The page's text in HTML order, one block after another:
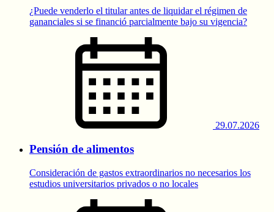
¿Puede venderlo el titular antes de liquidar el régimen de
gananciales si se financió parcialmente bajo su vigencia?
29.07.2026
Pensión de alimentos
Consideración de gastos extraordinarios no necesarios los
estudios universitarios privados o no locales